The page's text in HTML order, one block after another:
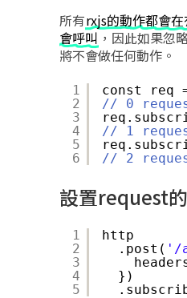
所有rxjs的動作都會
會呼叫 ，因此如果忽
將不會做任何動作。
1
2
3
4
5
6
const req
// 0
// 1
// 2
設置request
1
2
3
4
5
http
.post( '/
})